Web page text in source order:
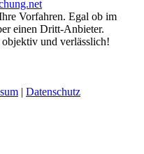
Vorfahren. Egal ob im
einen Dritt-Anbieter.
und verlässlich!
| Datenschutz